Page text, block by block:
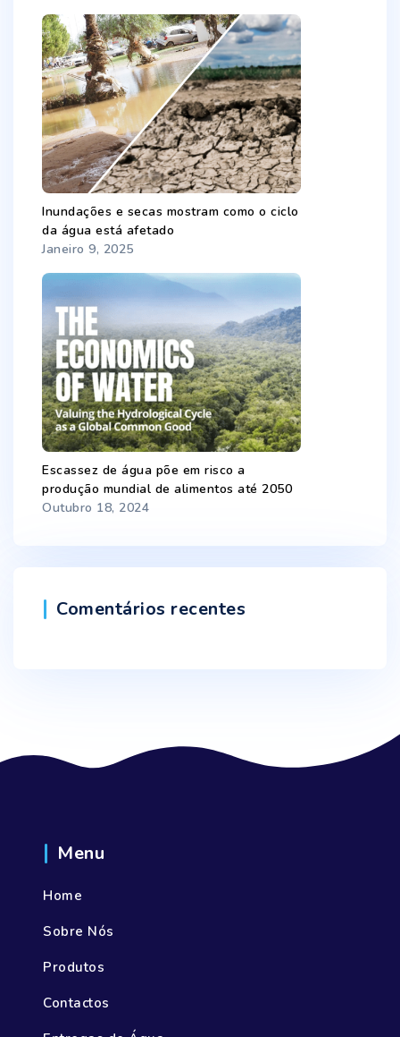
Inundações e secas mostram como o ciclo
da água está afetado
Janeiro 9, 2025
Escassez de água põe em risco a
produção mundial de alimentos até 2050
Outubro 18, 2024
Comentários recentes
Menu
Home
Sobre Nós
Produtos
Contactos